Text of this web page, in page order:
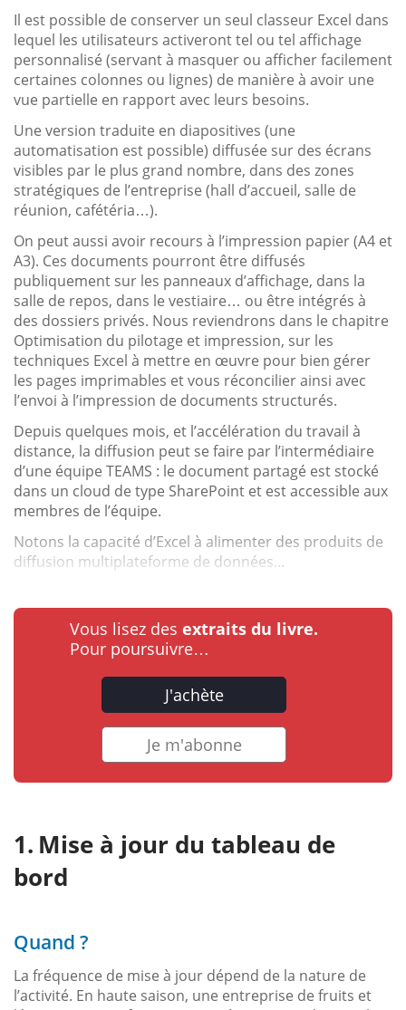
Il est possible de conserver un seul classeur Excel dans
lequel les utilisateurs activeront tel ou tel affichage
personnalisé (servant à masquer ou afficher facilement
certaines colonnes ou lignes) de manière à avoir une
vue partielle en rapport avec leurs besoins.
Une version traduite en diapositives (une
automatisation est possible) diffusée sur des écrans
visibles par le plus grand nombre, dans des zones
stratégiques de l’entreprise (hall d’accueil, salle de
réunion, cafétéria…).
On peut aussi avoir recours à l’impression papier (A4 et
A3). Ces documents pourront être diffusés
publiquement sur les panneaux d’affichage, dans la
salle de repos, dans le vestiaire… ou être intégrés à
des dossiers privés. Nous reviendrons dans le chapitre
Optimisation du pilotage et impression, sur les
techniques Excel à mettre en œuvre pour bien gérer
les pages imprimables et vous réconcilier ainsi avec
l’envoi à l’impression de documents structurés.
Depuis quelques mois, et l’accélération du travail à
distance, la diffusion peut se faire par l’intermédiaire
d’une équipe TEAMS : le document partagé est stocké
dans un cloud de type SharePoint et est accessible aux
membres de l’équipe.
Notons la capacité d’Excel à alimenter des produits de
diffusion multiplateforme de données...
Vous lisez des extraits du livre.
Pour poursuivre…
J'achète
Je m'abonne
Mise à jour du tableau de
bord
Quand ?
La fréquence de mise à jour dépend de la nature de
l’activité. En haute saison, une entreprise de fruits et